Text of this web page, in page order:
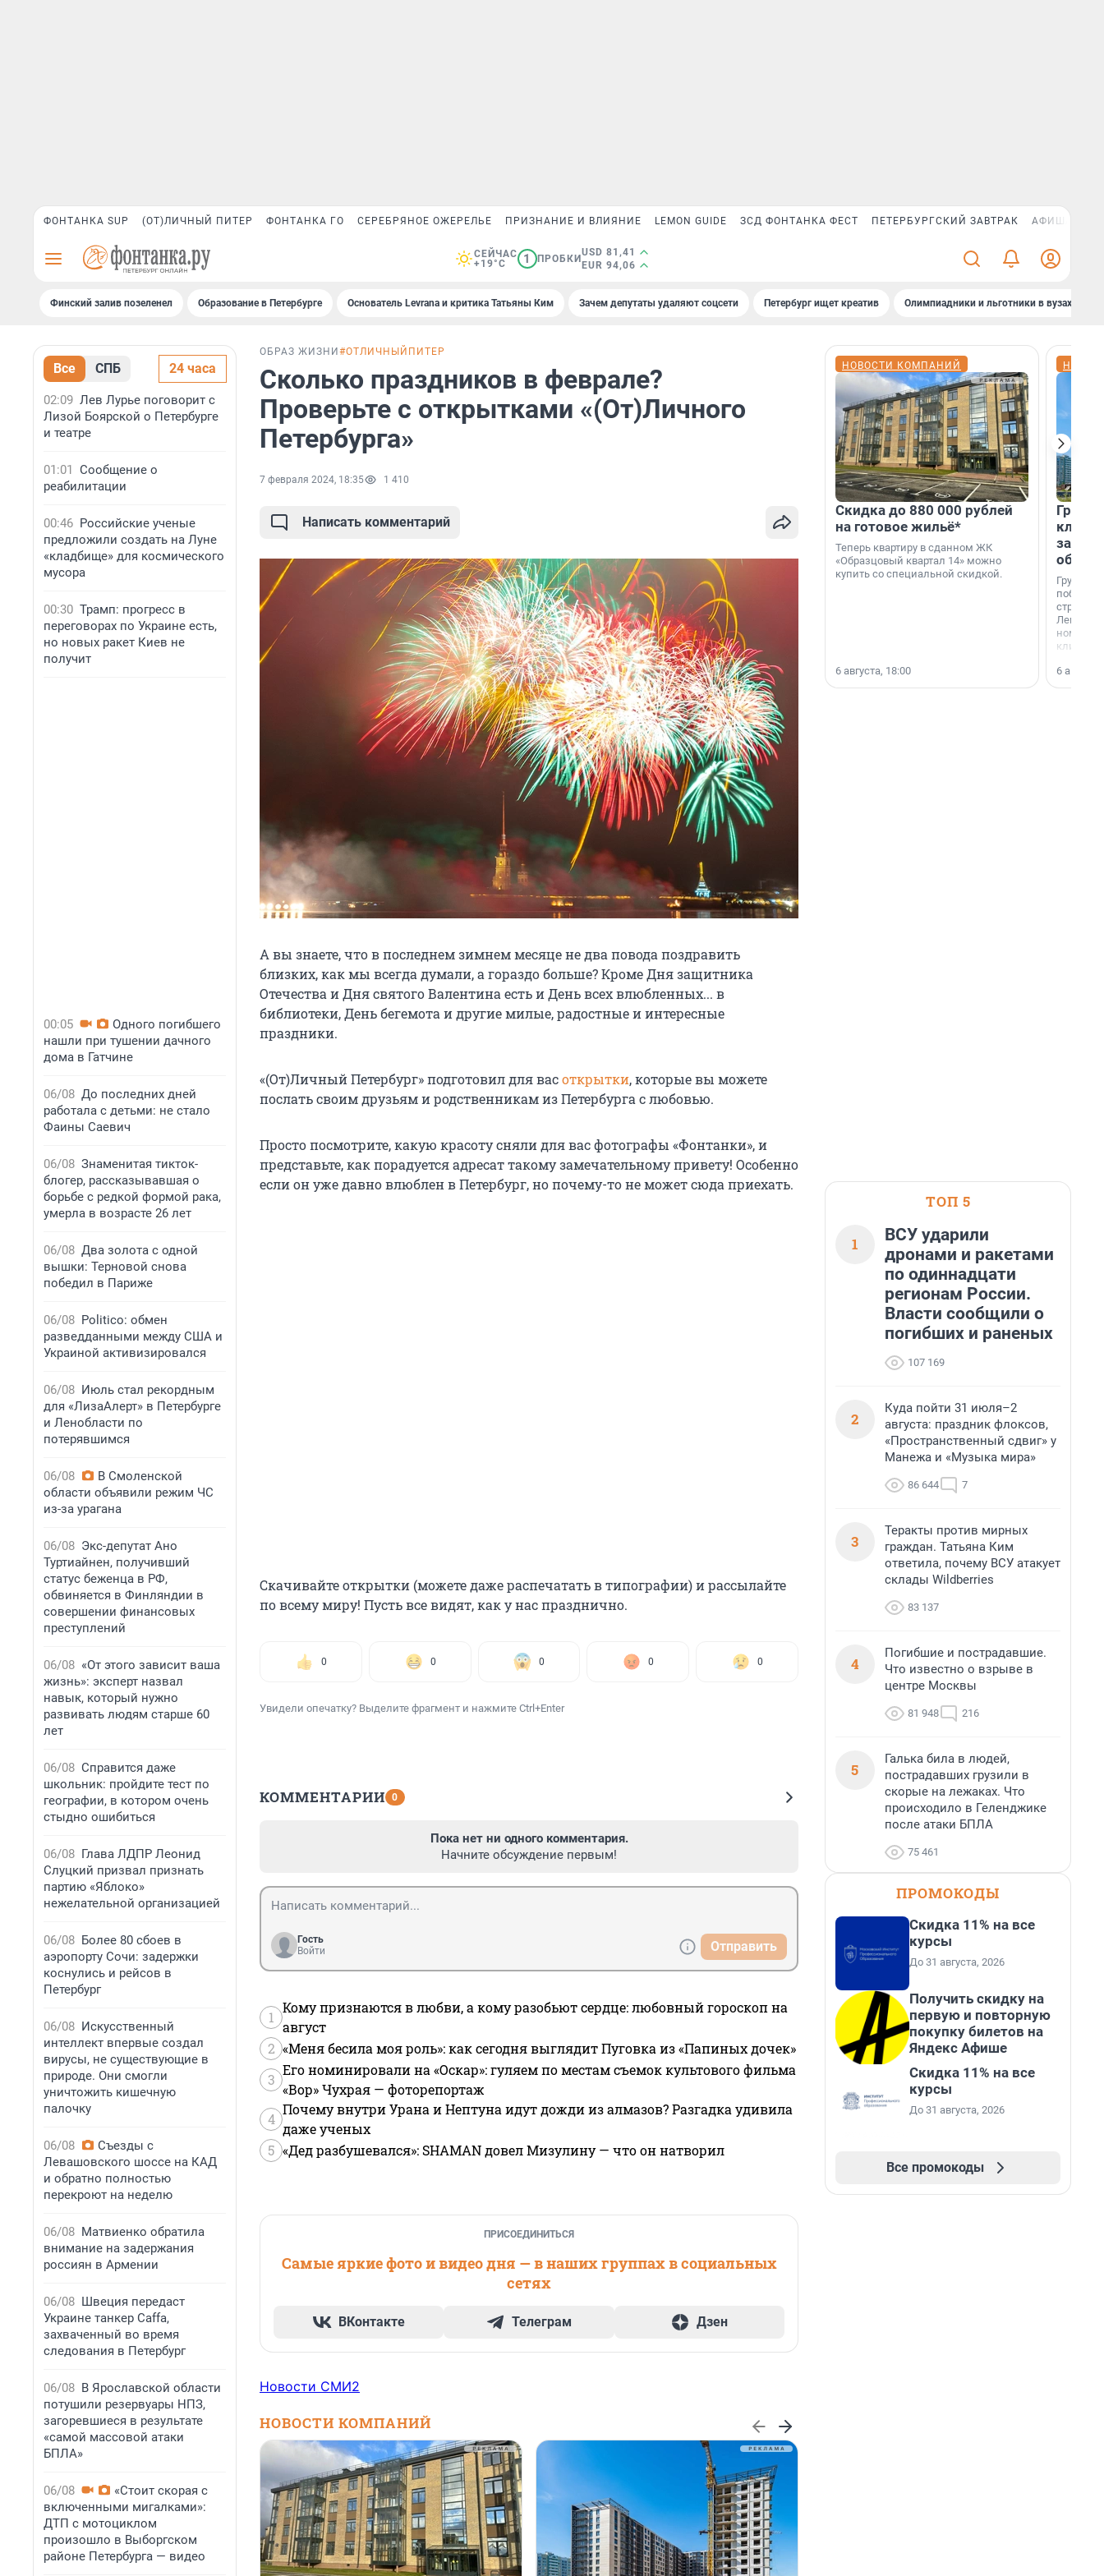
ФОНТАНКА SUP (ОТ)ЛИЧНЫЙ ПИТЕР ФОНТАНКА ГО СЕРЕБРЯНОЕ ОЖЕРЕЛЬЕ ПРИЗНАНИЕ И ВЛИЯНИЕ LEMON GUIDE ЗСД ФОНТАНКА ФЕСТ ПЕТЕРБУРГСКИЙ ЗАВТРАК АФИША PLUS
СЕЙЧАС
+19°C
1 ПРОБКИ
USD 81,41
EUR 94,06
Финский залив позеленел Образование в Петербурге Основатель Levrana и критика Татьяны Ким Зачем депутаты удаляют соцсети Петербург ищет креатив Олимпиадники и льготники в вузах СПб
Все СПБ 24 часа
02:09 Лев Лурье поговорит с
Лизой Боярской о Петербурге
и театре
01:01 Сообщение о
реабилитации
00:46 Российские ученые
предложили создать на Луне
«кладбище» для космического
мусора
00:30 Трамп: прогресс в
переговорах по Украине есть,
но новых ракет Киев не
получит
00:05
Одного погибшего
нашли при тушении дачного
дома в Гатчине
06/08 До последних дней
работала с детьми: не стало
Фаины Саевич
06/08 Знаменитая тикток-
блогер, рассказывавшая о
борьбе с редкой формой рака,
умерла в возрасте 26 лет
06/08 Два золота с одной
вышки: Терновой снова
победил в Париже
06/08 Politico: обмен
разведданными между США и
Украиной активизировался
06/08 Июль стал рекордным
для «ЛизаАлерт» в Петербурге
и Ленобласти по
потерявшимся
06/08
В Смоленской
области объявили режим ЧС
из-за урагана
06/08 Экс-депутат Ано
Туртиайнен, получивший
статус беженца в РФ,
обвиняется в Финляндии в
совершении финансовых
преступлений
06/08 «От этого зависит ваша
жизнь»: эксперт назвал
навык, который нужно
развивать людям старше 60
лет
06/08 Справится даже
школьник: пройдите тест по
географии, в котором очень
стыдно ошибиться
06/08 Глава ЛДПР Леонид
Слуцкий призвал признать
партию «Яблоко»
нежелательной организацией
06/08 Более 80 сбоев в
аэропорту Сочи: задержки
коснулись и рейсов в
Петербург
06/08 Искусственный
интеллект впервые создал
вирусы, не существующие в
природе. Они смогли
уничтожить кишечную
палочку
06/08
Съезды с
Левашовского шоссе на КАД
и обратно полностью
перекроют на неделю
06/08 Матвиенко обратила
внимание на задержания
россиян в Армении
06/08 Швеция передаст
Украине танкер Caffa,
захваченный во время
следования в Петербург
06/08 В Ярославской области
потушили резервуары НПЗ,
загоревшиеся в результате
«самой массовой атаки
БПЛА»
06/08
«Стоит скорая с
включенными мигалками»:
ДТП с мотоциклом
произошло в Выборгском
районе Петербурга — видео
ОБРАЗ ЖИЗНИ #ОТЛИЧНЫЙПИТЕР
Сколько праздников в феврале?
Проверьте с открытками «(От)Личного
Петербурга»
7 февраля 2024, 18:35 1 410
Написать комментарий
А вы знаете, что в последнем зимнем месяце не два повода поздравить
близких, как мы всегда думали, а гораздо больше? Кроме Дня защитника
Отечества и Дня святого Валентина есть и День всех влюбленных... в
библиотеки, День бегемота и другие милые, радостные и интересные
праздники.
«(От)Личный Петербург» подготовил для васоткрытки, которые вы можете
послать своим друзьям и родственникам из Петербурга с любовью.
Просто посмотрите, какую красоту сняли для вас фотографы «Фонтанки», и
представьте, как порадуется адресат такому замечательному привету! Особенно
если он уже давно влюблен в Петербург, но почему-то не может сюда приехать.
Скачивайте открытки (можете даже распечатать в типографии) и рассылайте
по всему миру! Пусть все видят, как у нас празднично.
0 0 0 0 0
Увидели опечатку? Выделите фрагмент и нажмите Ctrl+Enter
КОММЕНТАРИИ 0
Пока нет ни одного комментария.
Начните обсуждение первым!
Гость
Войти
Отправить
1
Кому признаются в любви, а кому разобьют сердце: любовный гороскоп на
август
2 «Меня бесила моя роль»: как сегодня выглядит Пуговка из «Папиных дочек»
3
Его номинировали на «Оскар»: гуляем по местам съемок культового фильма
«Вор» Чухрая — фоторепортаж
4
Почему внутри Урана и Нептуна идут дожди из алмазов? Разгадка удивила
даже ученых
5 «Дед разбушевался»: SHAMAN довел Мизулину — что он натворил
ПРИСОЕДИНИТЬСЯ
Самые яркие фото и видео дня — в наших группах в социальных
сетях
ВКонтакте Телеграм Дзен
Новости СМИ2
НОВОСТИ КОМПАНИЙ
НОВОСТИ КОМПАНИЙ
Скидка до 880 000 рублей
на готовое жильё*
Теперь квартиру в сданном ЖК
«Образцовый квартал 14» можно
купить со специальной скидкой.
6 августа, 18:00
Группа
области».
6
ТОП 5
1
ВСУ ударили
дронами и ракетами
по одиннадцати
регионам России.
Власти сообщили о
погибших и раненых
107 169
2
Куда пойти 31 июля–2
августа: праздник флоксов,
«Пространственный сдвиг» у
Манежа и «Музыка мира»
86 644 7
3
Теракты против мирных
граждан. Татьяна Ким
ответила, почему ВСУ атакует
склады Wildberries
83 137
4
Погибшие и пострадавшие.
Что известно о взрыве в
центре Москвы
81 948 216
5
Галька била в людей,
пострадавших грузили в
скорые на лежаках. Что
происходило в Геленджике
после атаки БПЛА
75 461
ПРОМОКОДЫ
Скидка 11% на все
курсы
До 31 августа, 2026
Получить скидку на
первую и повторную
покупку билетов на
Яндекс Афише
Скидка 11% на все
курсы
До 31 августа, 2026
Все промокоды